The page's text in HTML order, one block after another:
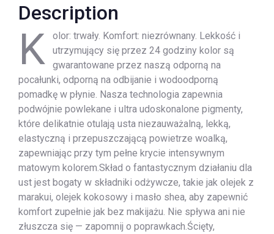
Description
K
olor: trwały. Komfort: niezrównany. Lekkość i
utrzymujący się przez 24 godziny kolor są
gwarantowane przez naszą odporną na
pocałunki, odporną na odbijanie i wodoodporną
pomadkę w płynie. Nasza technologia zapewnia
podwójnie powlekane i ultra udoskonalone pigmenty,
które delikatnie otulają usta niezauważalną, lekką,
elastyczną i przepuszczającą powietrze woalką,
zapewniając przy tym pełne krycie intensywnym
matowym kolorem.Skład o fantastycznym działaniu dla
ust jest bogaty w składniki odżywcze, takie jak olejek z
marakui, olejek kokosowy i masło shea, aby zapewnić
komfort zupełnie jak bez makijażu. Nie spływa ani nie
złuszcza się — zapomnij o poprawkach.Ścięty,